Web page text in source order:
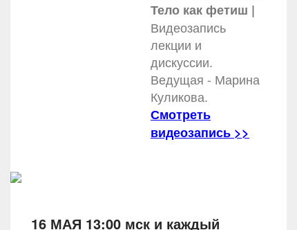
Тело как фетиш |
Видеозапись
лекции и
дискуссии.
Ведущая - Марина
Куликова.
Смотреть
видеозапись >>
16 МАЯ 13:00 мск и каждый